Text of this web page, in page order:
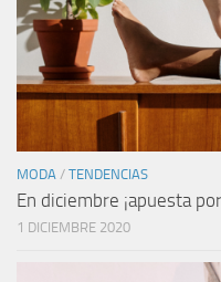
MODA / TENDENCIAS
En diciembre ¡apuesta
1 DICIEMBRE 2020